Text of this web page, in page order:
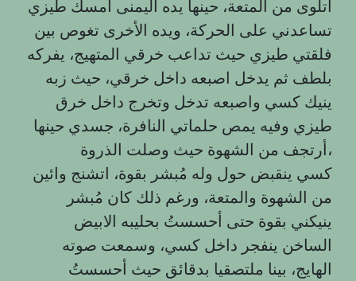
اتلوى من المتعة، حينها يده اليمنى امسك طيزي
تساعدني على الحركة، ويده الأخرى تغوص بين
فلقتي طيزي حيث تداعب خرقي المتهيج، يفركه
بلطف ثم يدخل اصبعه داخل خرقي، حيث زبه
ينيك كسي واصبعه تدخل وتخرج داخل خرق
طيزي وفيه يمص حلماتي النافرة، جسدي حينها
أرتجف من الشهوة حيث وصلت الذروة،
كسي ينقبض حول وله مُبشر بقوة، اتشنج وائين
من الشهوة والمتعة، ورغم ذلك كان مُبشر
ينيكني بقوة حتى أحسستُ بحليبه الابيض
الساخن ينفجر داخل كسي، وسمعت صوته
الهايج، بينا ملتصقيا بدقائق حيث أحسستُ